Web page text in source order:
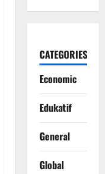
CATEGORIES
Economic
Edukatif
General
Global